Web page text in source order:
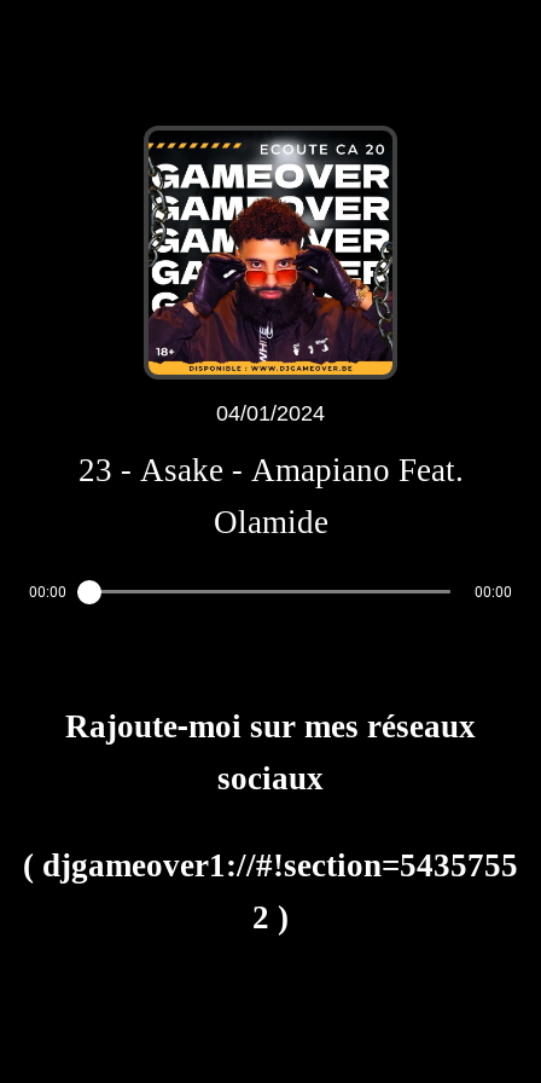
04/01/2024
23 - Asake - Amapiano Feat.
Olamide
00:00 00:00
Rajoute-moi sur mes réseaux
sociaux
( djgameover1://#!section=5435755
2 )